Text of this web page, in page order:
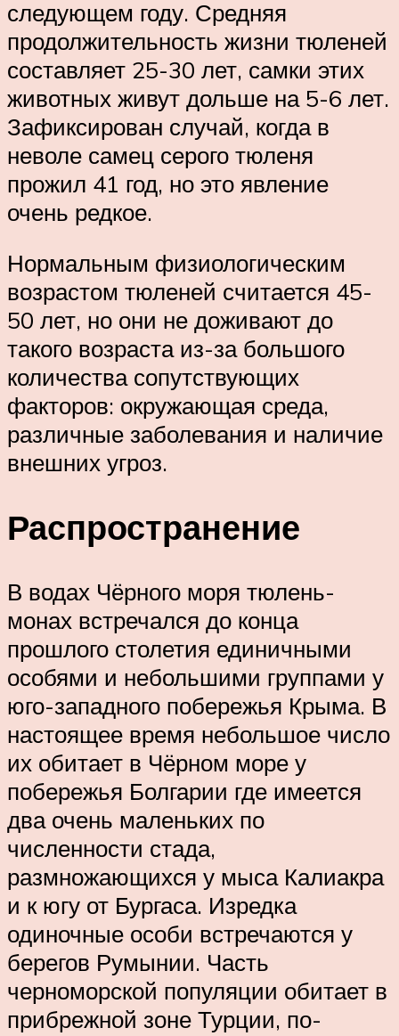
следующем году. Средняя
продолжительность жизни тюленей
составляет 25-30 лет, самки этих
животных живут дольше на 5-6 лет.
Зафиксирован случай, когда в
неволе самец серого тюленя
прожил 41 год, но это явление
очень редкое.
Нормальным физиологическим
возрастом тюленей считается 45-
50 лет, но они не доживают до
такого возраста из-за большого
количества сопутствующих
факторов: окружающая среда,
различные заболевания и наличие
внешних угроз.
Распространение
В водах Чёрного моря тюлень-
монах встречался до конца
прошлого столетия единичными
особями и небольшими группами у
юго-западного побережья Крыма. В
настоящее время небольшое число
их обитает в Чёрном море у
побережья Болгарии где имеется
два очень маленьких по
численности стада,
размножающихся у мыса Калиакра
и к югу от Бургаса. Изредка
одиночные особи встречаются у
берегов Румынии. Часть
черноморской популяции обитает в
прибрежной зоне Турции, по-